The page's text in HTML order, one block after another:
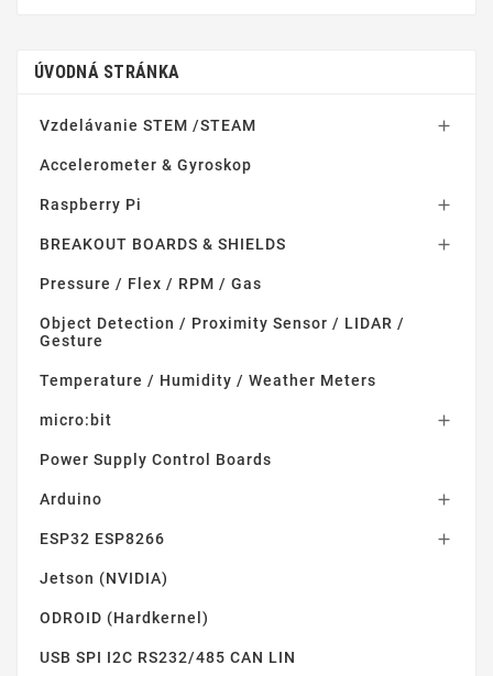
ÚVODNÁ STRÁNKA
Vzdelávanie STEM /STEAM 
Accelerometer & Gyroskop
Raspberry Pi 
BREAKOUT BOARDS & SHIELDS 
Pressure / Flex / RPM / Gas
Object Detection / Proximity Sensor / LIDAR /
Gesture
Temperature / Humidity / Weather Meters
micro:bit 
Power Supply Control Boards
Arduino 
ESP32 ESP8266 
Jetson (NVIDIA)
ODROID (Hardkernel)
USB SPI I2C RS232/485 CAN LIN